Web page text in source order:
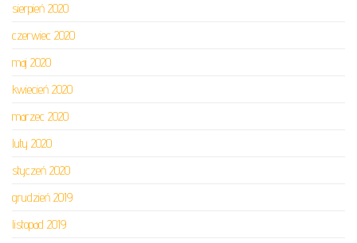
sierpień 2020
czerwiec 2020
maj 2020
kwiecień 2020
marzec 2020
luty 2020
styczeń 2020
grudzień 2019
listopad 2019